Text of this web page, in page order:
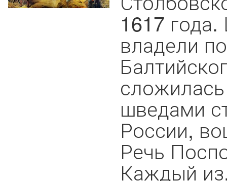
1617
владели
шведами
России,
Речь
Каждый